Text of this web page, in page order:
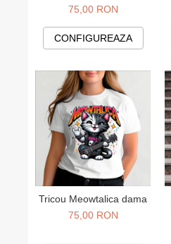
75,00 RON
CONFIGUREAZA
Tricou Meowtalica dama
75,00 RON